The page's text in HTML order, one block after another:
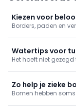
Kiezen voor
Borders, paden en
je kan toepassen en
Watertips voor
Het hoeft niet
kijkt voor een
Zo help je zieke
Bomen hebben